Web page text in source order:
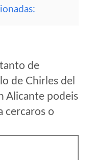
de
de Chirles del
Alicante podeis
cercaros o